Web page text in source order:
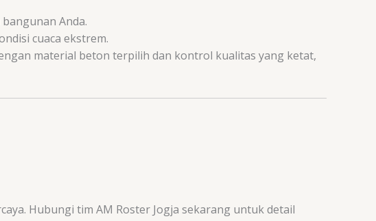
Anda.
cuaca ekstrem.
material beton terpilih dan kontrol kualitas yang ketat,
Hubungi tim AM Roster Jogja sekarang untuk detail